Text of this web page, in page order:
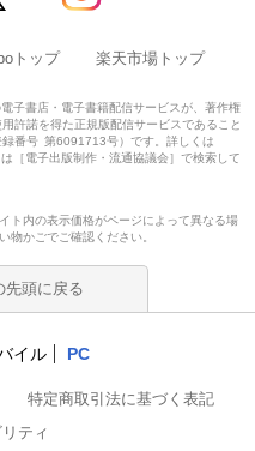
トップ 楽天市場トップ
子書店・電子書籍配信サービスが、著作権
許諾を得た正規版配信サービスであること
録番号 第6091713号）です。詳しくは
は［電子出版制作・流通協議会］で検索して
ト内の表示価格がページによって異なる場
物かごでご確認ください。
先頭に戻る
イル PC
特定商取引法に基づく表記
ティ